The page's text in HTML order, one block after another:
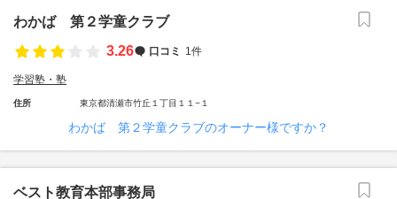
わかば 第２学童クラブ
3.26
口コミ 1件
学習塾・塾
住所 東京都清瀬市竹丘１丁目１１−１
わかば 第２学童クラブのオーナー様ですか？
ベスト教育本部事務局